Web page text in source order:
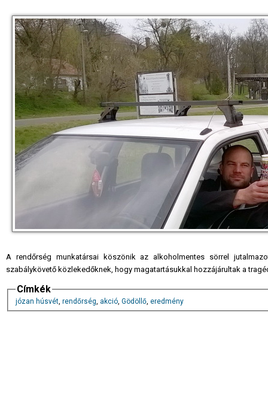
A rendőrség munkatársai köszönik az alkoholmentes sörrel
szabálykövető közlekedőknek, hogy magatartásukkal hozzájárultak a
Címkék
józan húsvét, rendőrség, akció, Gödöllő, eredmény